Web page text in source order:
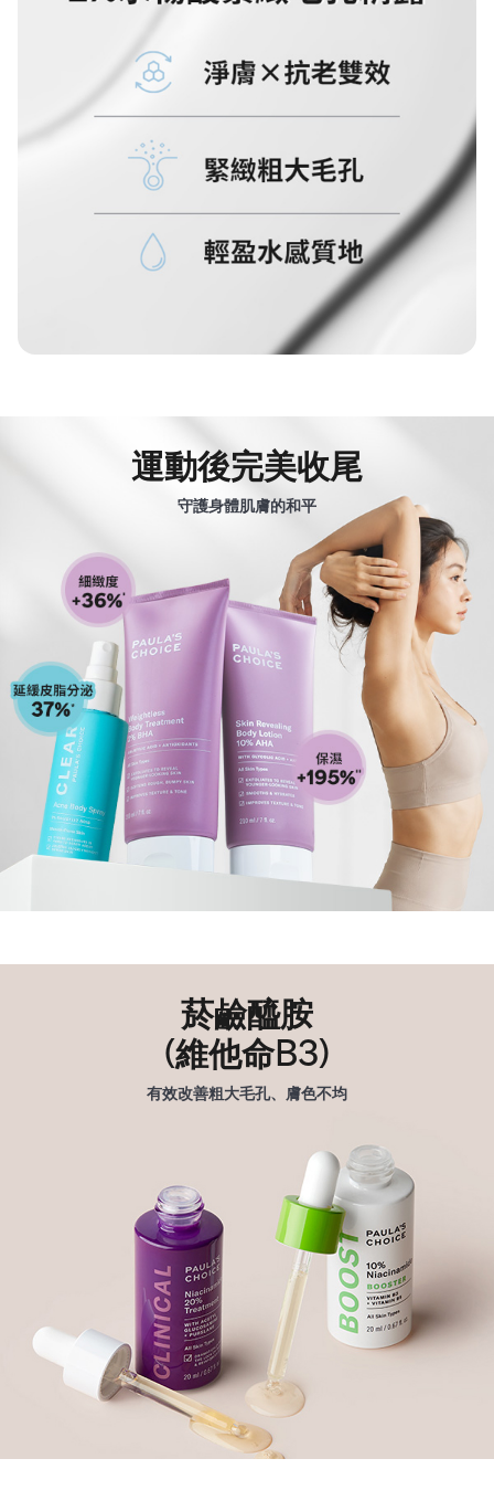
運動後完美收尾
守護身體肌膚的和平
菸鹼醯胺
(維他命B3)
有效改善粗大毛孔、膚色不均